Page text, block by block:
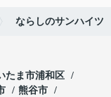
ならしのサンハイツ
たま市浦和区
熊谷市